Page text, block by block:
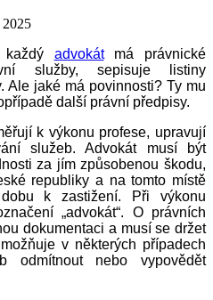
advokátmá právnické
služby, sepisuje listiny
Ale jaké má povinnosti? Ty mu
další právní předpisy.
k výkonu profese, upravují
služeb. Advokát musí být
za jím způsobenou škodu,
republiky a na tomto místě
k zastižení. Při výkonu
„advokát“. O právních
dokumentaci a musí se držet
v některých případech
odmítnout nebo vypovědět